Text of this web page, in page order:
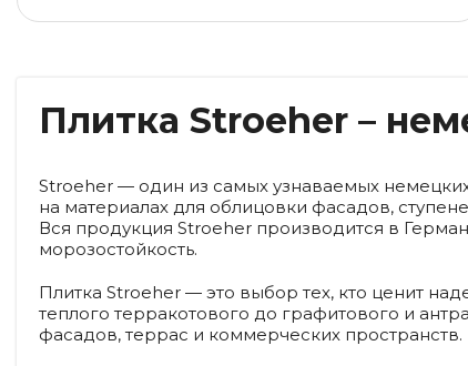
Плитка Stroeher –
Stroeher — один из самых узнаваемых
на материалах для облицовки фасадов,
Вся продукция Stroeher производится в
морозостойкость.
Плитка Stroeher — это выбор тех, кто ценит
теплого терракотового до графитового и
фасадов, террас и коммерческих пространств.